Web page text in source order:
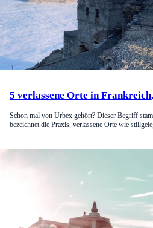
5 verlassene Orte in
Schon mal von Urbex gehört? Dieser Begriff
bezeichnet die Praxis, verlassene Orte wie